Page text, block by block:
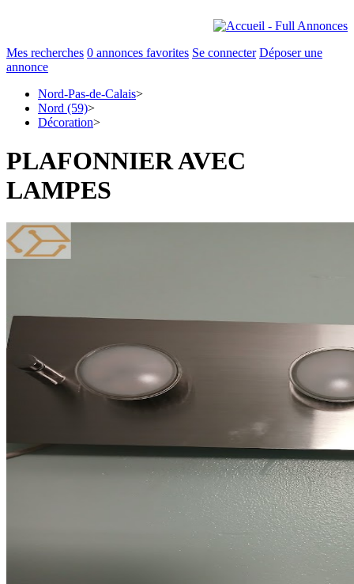
Mes recherches 0 annonces favorites Se connecter Déposer une
annonce
Nord-Pas-de-Calais>
Nord (59)>
Décoration>
PLAFONNIER AVEC
LAMPES